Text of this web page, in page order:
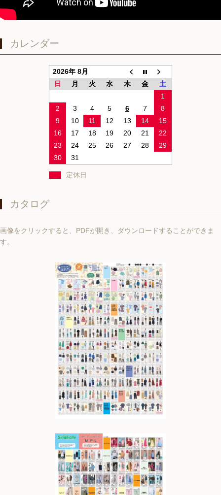
カレンダー
2026年 8月
日
月 火 水 木 金
土
1
2
3 4 5 6 7
8
9
10 11 12 13 14
15
16
17 18 19 20 21
22
23
24 25 26 27 28
29
30
31
定休日
カタログ
画像をクリックすると、PDFが開き、ダウンロードすることができま
す。